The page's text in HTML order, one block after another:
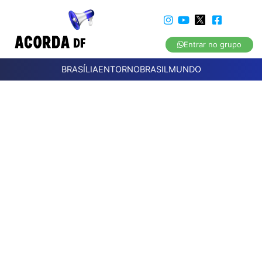
Entrar no grupo
BRASÍLIAENTORNOBRASILMUNDO